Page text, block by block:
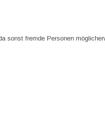
sonst fremde Personen